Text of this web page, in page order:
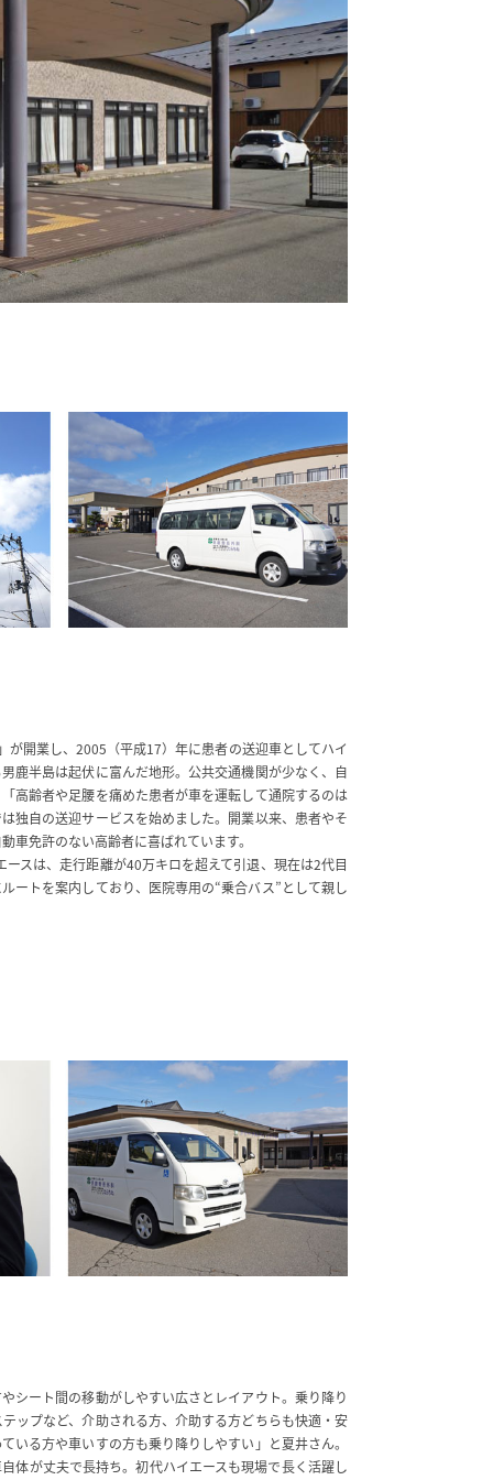
開業し、2005（平成17）年に患者の送迎車としてハイ
鹿半島は起伏に富んだ地形。公共交通機関が少なく、自
高齢者や足腰を痛めた患者が車を運転して通院するのは
独自の送迎サービスを始めました。開業以来、患者やそ
車免許のない高齢者に喜ばれています。
スは、走行距離が40万キロを超えて引退、現在は2代目
ートを案内しており、医院専用の“乗合バス”として親し
シート間の移動がしやすい広さとレイアウト。乗り降り
ップなど、介助される方、介助する方どちらも快適・安
いる方や車いすの方も乗り降りしやすい」と夏井さん。
体が丈夫で長持ち。初代ハイエースも現場で長く活躍し